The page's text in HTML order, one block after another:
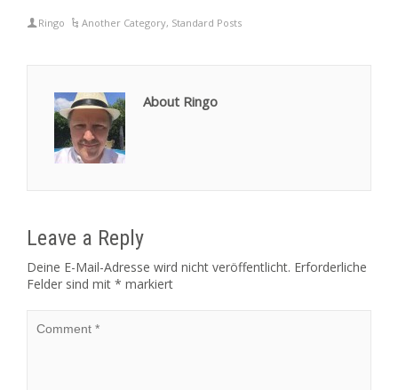
Ringo Another Category, Standard Posts
About Ringo
Leave a Reply
Deine E-Mail-Adresse wird nicht veröffentlicht. Erforderliche
Felder sind mit * markiert